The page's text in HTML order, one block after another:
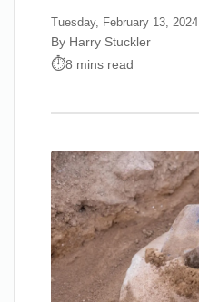
Tuesday, February 13, 2024
By Harry Stuckler
8 mins read